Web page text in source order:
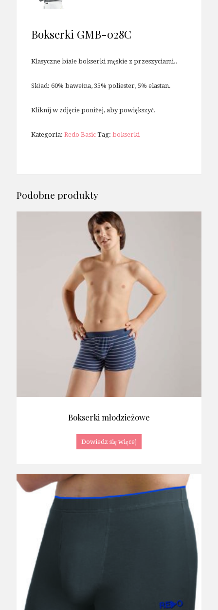
Bokserki GMB-028C
Klasyczne białe bokserki męskie z przeszyciami..
Skład: 60% bawełna, 35% poliester, 5% elastan.
Kliknij w zdjęcie poniżej, aby powiększyć.
Kategoria: Redo Basic Tag: bokserki
Podobne produkty
Bokserki młodzieżowe
Dowiedz się więcej